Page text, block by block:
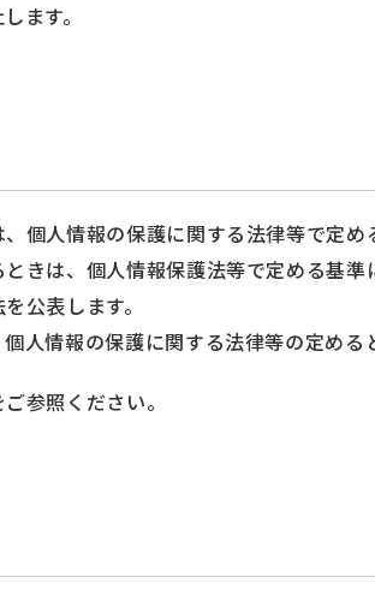
ます。
個人情報の保護に関する法律等で定め
きは、個人情報保護法等で定める基
公表します。
人情報の保護に関する法律等の定める
ご参照ください。